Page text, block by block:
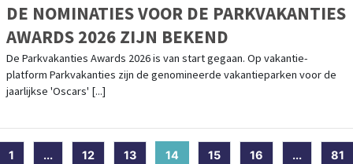
DE NOMINATIES VOOR DE PARKVAKANTIES
AWARDS 2026 ZIJN BEKEND
De Parkvakanties Awards 2026 is van start gegaan. Op vakantie-
platform Parkvakanties zijn de genomineerde vakantieparken voor de
jaarlijkse 'Oscars' [...]
1 ... 12 13 14 (current)
15 16 ... 81